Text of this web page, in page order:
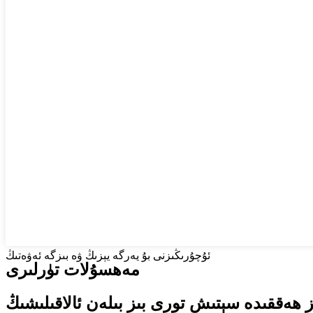
ئۇچۇرىڭىزنى بۇ يەرگە يېزىڭ ۋە بىزگە ئەۋەتىڭ
مەھسۇلات تۈرلىرى
ھەققىدە سېتىش تورى بىز بىلەن ئالاقىلىشىڭ